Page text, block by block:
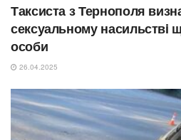
Таксиста з Тернополя
сексуальному насильствi
особи
26.04.2025